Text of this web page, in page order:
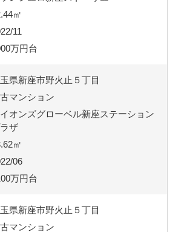
㎡
11
万円台
県新座市野火止５丁目
マンション
オンズグローベル新座ステーション
ザ
㎡
06
万円台
県新座市野火止５丁目
マンション